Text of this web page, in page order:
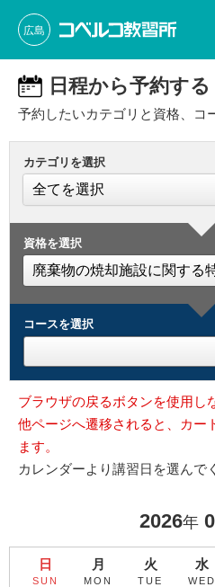
広島
日程から予約する
予約したいカテゴリと資格、コ
カテゴリを選択
資格を選択
コースを選択
ブラウザの戻るボタンを使用し
他ページへ遷移されると、カー
ます。
カレンダーより講習日を選んで
2026年
日
SUN
月
MON
火
TUE
水
WED